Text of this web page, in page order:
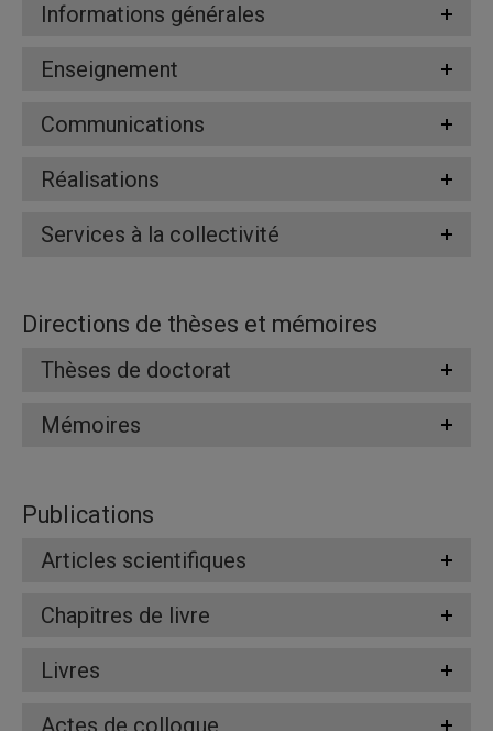
Informations générales
Enseignement
Communications
Réalisations
Services à la collectivité
Directions de thèses et mémoires
Thèses de doctorat
Mémoires
Publications
Articles scientifiques
Chapitres de livre
Livres
Actes de colloque